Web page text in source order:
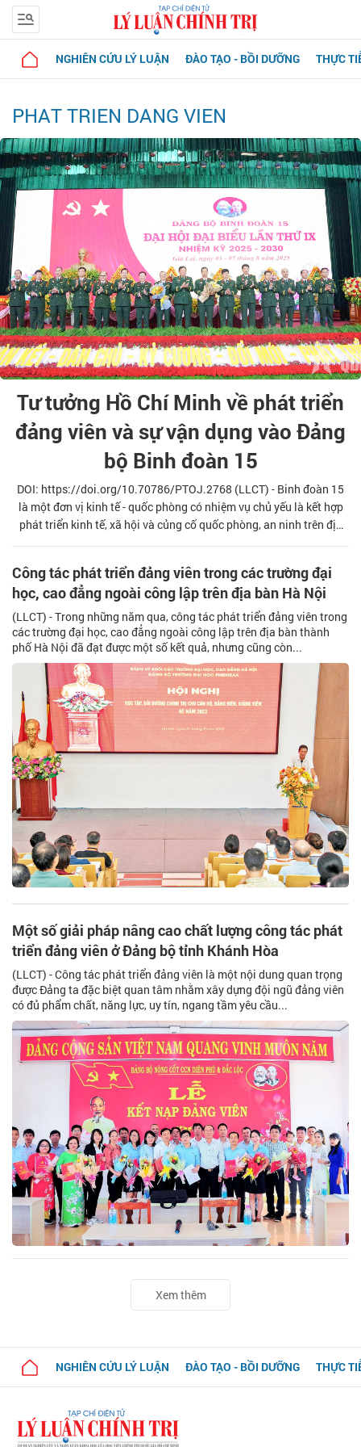
NGHIÊN CỨU LÝ LUẬN ĐÀO TẠO - BỒI DƯỠNG THỰC
PHAT TRIEN DANG VIEN
Tư tưởng Hồ Chí Minh về phát triển
đảng viên và sự vận dụng vào Đảng
bộ Binh đoàn 15
DOI: https://doi.org/10.70786/PTOJ.2768 (LLCT) - Binh đoàn 15
là một đơn vị kinh tế - quốc phòng có nhiệm vụ chủ yếu là kết hợp
phát triển kinh tế, xã hội và củng cố quốc phòng, an ninh trên địa
tưởng Hồ Chí Minh về phát triển đảng viên; trên cơ sở đó làm rõ
thực trạng và đề xuất một số giải pháp nâng cao công tác phát
triển đảng viên ở Binh đoàn 15 trong thời gian tới.
Công tác phát triển đảng viên trong các trường đại
học, cao đẳng ngoài công lập trên địa bàn Hà Nội
(LLCT) - Trong những năm qua, công tác phát triển đảng viên trong
các trường đại học, cao đẳng ngoài công lập trên địa bàn thành
phố Hà Nội đã đạt được một số kết quả, nhưng cũng còn...
Một số giải pháp nâng cao chất lượng công tác phát
triển đảng viên ở Đảng bộ tỉnh Khánh Hòa
(LLCT) - Công tác phát triển đảng viên là một nội dung quan trọng
được Đảng ta đặc biệt quan tâm nhằm xây dựng đội ngũ đảng viên
có đủ phẩm chất, năng lực, uy tín, ngang tầm yêu cầu...
Xem thêm
NGHIÊN CỨU LÝ LUẬN ĐÀO TẠO - BỒI DƯỠNG THỰC